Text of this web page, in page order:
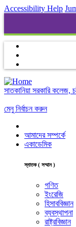
Accessibility Help
সাতকানিয়া সরকারি কলেজ,
মেনু নির্বাচন করুন
আমাদের সম্পর্কে
একাডেমিক
স্নাতক ( সম্মান )
গণিত
ইংরেজি
হিসাববিজ্ঞান
ব্যবস্থাপনা
রাষ্ট্রবিজ্ঞান